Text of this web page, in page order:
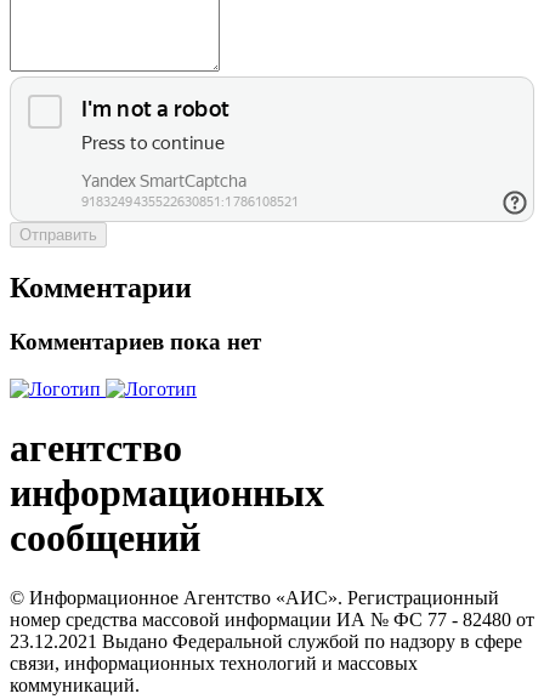
Отправить
Комментарии
Комментариев пока нет
агентство
информационных
сообщений
© Информационное Агентство «АИС». Регистрационный
номер средства массовой информации ИА № ФС 77 - 82480 от
23.12.2021 Выдано Федеральной службой по надзору в сфере
связи, информационных технологий и массовых
коммуникаций.